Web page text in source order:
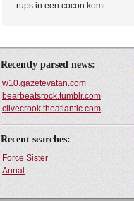
rups in een cocon komt
Recently parsed news:
w10.gazetevatan.com
bearbeatsrock.tumblr.com
clivecrook.theatlantic.com
Recent searches:
Force Sister
Annal